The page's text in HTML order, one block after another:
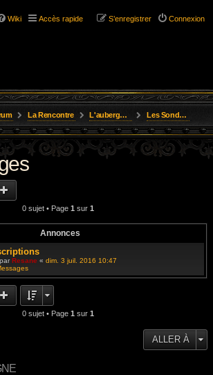
Wiki Accès rapide Connexion
S’enregistrer
La Rencontre L'auberge du Gnome Farci Les Sondages
0 sujet • Page 1 sur 1
Annonces
Resane « dim. 3 juil. 2016 10:47
0 sujet • Page 1 sur 1
ALLER À